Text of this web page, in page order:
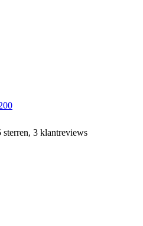
sterren, 3 klantreviews